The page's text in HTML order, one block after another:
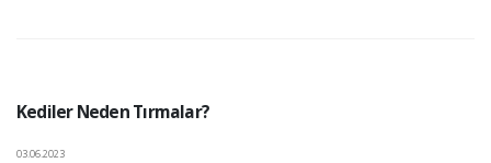
Kediler Neden Tırmalar?
03.06.2023